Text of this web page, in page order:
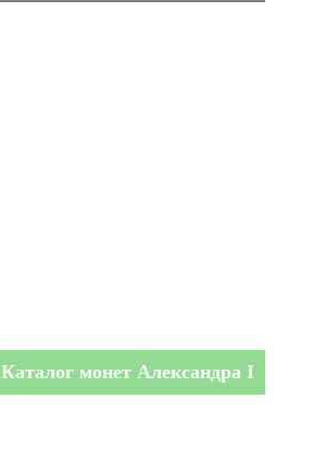
Каталог монет Александра I